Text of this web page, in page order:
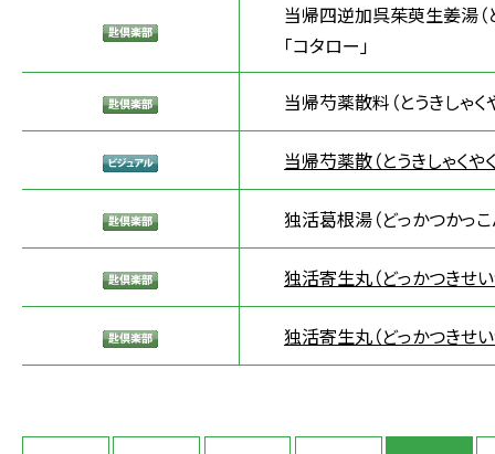
当帰四逆加呉茱萸生姜湯（
「コタロー」
当帰芍薬散料（とうきしゃく
当帰芍薬散（とうきしゃくや
独活葛根湯（どっかつかっこ
独活寄生丸（どっかつきせ
独活寄生丸（どっかつきせ